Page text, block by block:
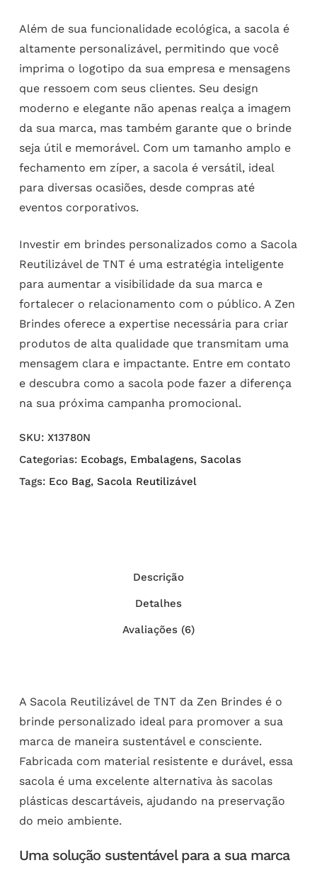
Além de sua funcionalidade ecológica, a sacola é
altamente personalizável, permitindo que você
imprima o logotipo da sua empresa e mensagens
que ressoem com seus clientes. Seu design
moderno e elegante não apenas realça a imagem
da sua marca, mas também garante que o brinde
seja útil e memorável. Com um tamanho amplo e
fechamento em zíper, a sacola é versátil, ideal
para diversas ocasiões, desde compras até
eventos corporativos.
Investir em brindes personalizados como a Sacola
Reutilizável de TNT é uma estratégia inteligente
para aumentar a visibilidade da sua marca e
fortalecer o relacionamento com o público. A Zen
Brindes oferece a expertise necessária para criar
produtos de alta qualidade que transmitam uma
mensagem clara e impactante. Entre em contato
e descubra como a sacola pode fazer a diferença
na sua próxima campanha promocional.
SKU: X13780N
Categorias: Ecobags, Embalagens, Sacolas
Tags: Eco Bag, Sacola Reutilizável
Descrição
Detalhes
Avaliações (6)
A Sacola Reutilizável de TNT da Zen Brindes é o
brinde personalizado ideal para promover a sua
marca de maneira sustentável e consciente.
Fabricada com material resistente e durável, essa
sacola é uma excelente alternativa às sacolas
plásticas descartáveis, ajudando na preservação
do meio ambiente.
Uma solução sustentável para a sua marca